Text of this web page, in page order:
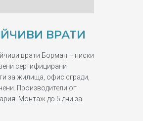
ВРАТИ
врати Борман – ниски
сертифицирани
за жилища, офис сгради,
Производители от
Монтаж до 5 дни за